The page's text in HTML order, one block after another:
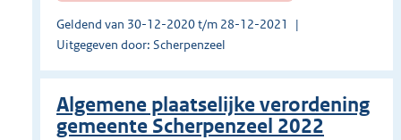
Geldend van 30-12-2020 t/m 28-12-2021
Uitgegeven door: Scherpenzeel
Algemene plaatselijke verordening
gemeente Scherpenzeel 2022